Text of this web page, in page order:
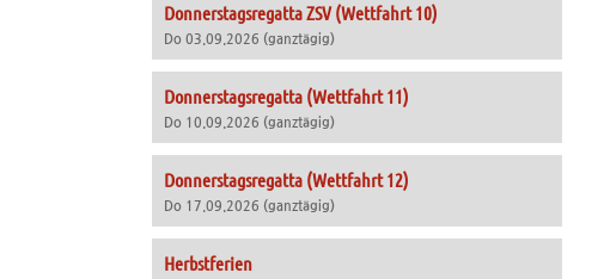
Donnerstagsregatta ZSV (Wettfahrt 10)
Do 03.09.2026 (ganztägig)
Donnerstagsregatta (Wettfahrt 11)
Do 10.09.2026 (ganztägig)
Donnerstagsregatta (Wettfahrt 12)
Do 17.09.2026 (ganztägig)
Herbstferien